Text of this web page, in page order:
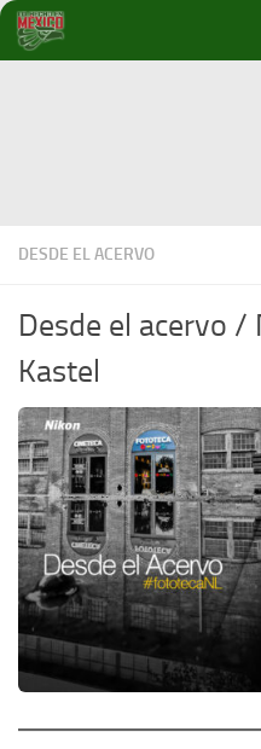
Debajo del contenido
DESDE EL ACERVO
Desde el acervo /
Kastel